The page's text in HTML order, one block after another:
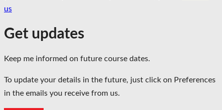
us
Get updates
Keep me informed on future course dates.
To update your details in the future, just click on Preferences
in the emails you receive from us.